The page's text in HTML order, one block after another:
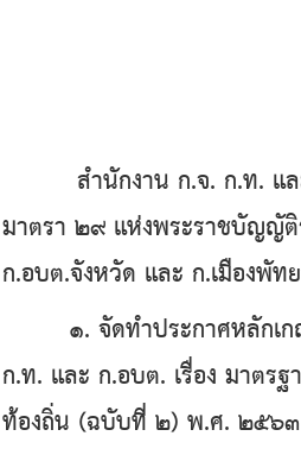
สํานักงาน ก.จ. ก.ท. และ
มาตรา ๒๙ แห่งพระราชบัญญั
ก.อบต.จังหวัด และ ก.เมืองพัท
๑. จัดทำประกาศหลักเกณ
ก.ท. และ ก.อบต. เรื่อง มาตร
ท้องถิ่น (ฉบับที่ ๒) พ.ศ. ๒๕๖๓